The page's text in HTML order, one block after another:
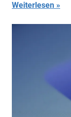
Weiterlesen